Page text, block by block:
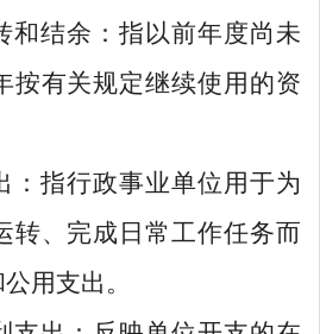
和结余：指以前年度尚未
按有关规定继续使用的资
：指行政事业单位用于为
转、完成日常工作任务而
用支出。